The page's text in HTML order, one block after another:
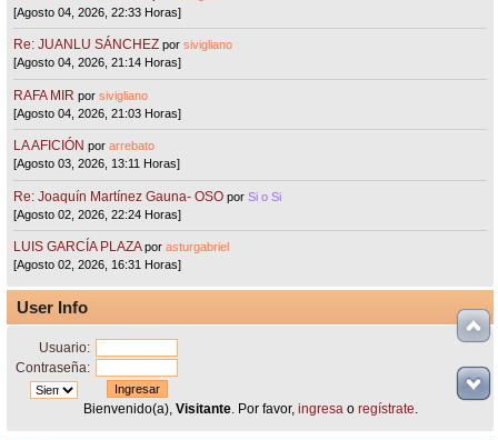
[Agosto 04, 2026, 22:33 Horas]
Re: JUANLU SÁNCHEZ porsivigliano
[Agosto 04, 2026, 21:14 Horas]
RAFA MIR porsivigliano
[Agosto 04, 2026, 21:03 Horas]
LA AFICIÓN porarrebato
[Agosto 03, 2026, 13:11 Horas]
Re: Joaquín Martínez Gauna- OSO porSi o Si
[Agosto 02, 2026, 22:24 Horas]
LUIS GARCÍA PLAZA porasturgabriel
[Agosto 02, 2026, 16:31 Horas]
User Info
Usuario:
Contraseña:
Bienvenido(a), Visitante. Por favor, ingresao regístrate.